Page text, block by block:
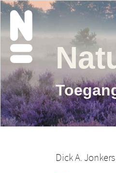
Dick A. Jonkers